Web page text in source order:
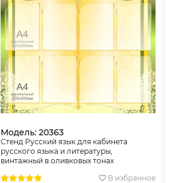
Модель: 20363
Стенд Русский язык для кабинета
русского языка и литературы,
винтажный в оливковых тонах
В избранное